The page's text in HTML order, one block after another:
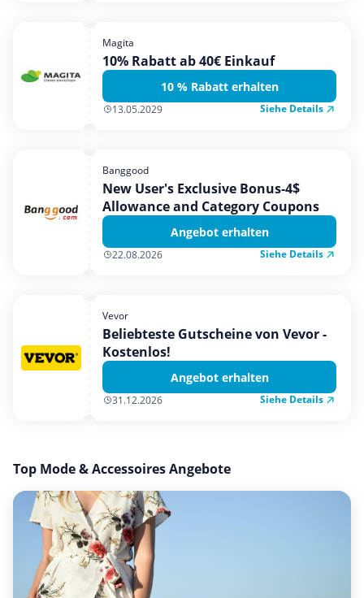
Magita
10% Rabatt ab 40€ Einkauf
10 % Rabatt erhalten
13.05.2029 Siehe Details
Banggood
New User's Exclusive Bonus-4$
Allowance and Category Coupons
Angebot erhalten
22.08.2026 Siehe Details
Vevor
Beliebteste Gutscheine von Vevor -
Kostenlos!
Angebot erhalten
31.12.2026 Siehe Details
Top Mode & Accessoires Angebote